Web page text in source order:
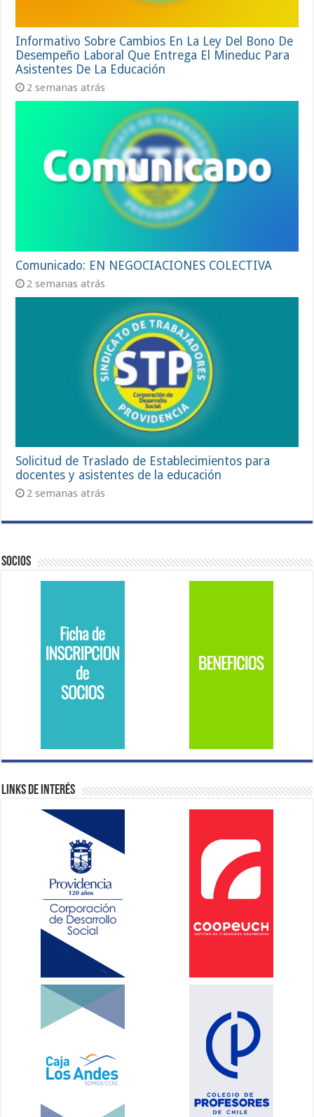
Informativo Sobre Cambios En La Ley Del Bono De
Desempeño Laboral Que Entrega El Mineduc Para
Asistentes De La Educación
2 semanas atrás
Comunicado: EN NEGOCIACIONES COLECTIVA
2 semanas atrás
Solicitud de Traslado de Establecimientos para
docentes y asistentes de la educación
2 semanas atrás
Socios
Links de Interés